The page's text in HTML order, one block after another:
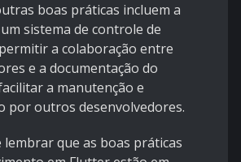
boas práticas incluem a
sistema de controle de
a colaboração entre
e a documentação do
a manutenção e
por outros desenvolvedores.
que as boas práticas